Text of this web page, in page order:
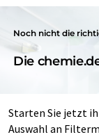
Noch nicht die
Die
Starten Sie jetzt
Auswahl an